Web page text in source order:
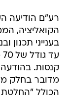
רע"ם הודיעה
הקואליציה,
בענייני תכנון
קנסות.
מדובר בחלק
הכולל "החלטת